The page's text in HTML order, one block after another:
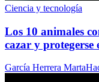
Ciencia y tecnología
Los 10 animales
cazar y protegerse
García Herrera Marta